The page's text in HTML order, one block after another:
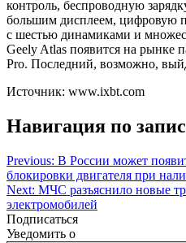
контроль, беспроводную
большим дисплеем, цифровую
с шестью динамиками и
Geely Atlas появится на рынке
Pro. Последний, возможно,
Источник: www.ixbt.com
Навигация по
Previous: В России может
блокировки двигателя при
Next: МЧС разъяснило новые
электромобилей
Подписаться
Уведомить о